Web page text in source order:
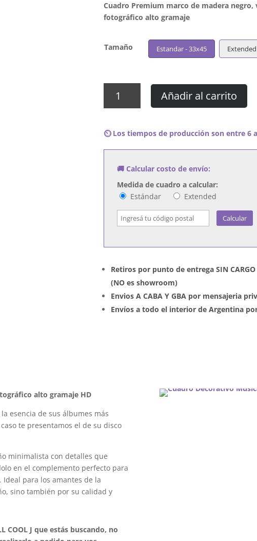
Cuadro Premium marco de madera
fotográfico alto gramaje
Tamaño Estandar - 33x45
-
THE
cantidad
Añadir al carrito
⏲️ Los tiempos de producción son entre 6
🚚 Calcular costo de envío:
Medida de cuadro a calcular:
Estándar
Extended
Calcular
Retiros por punto de entrega SIN
(NO es showroom)
Envios A CABA Y GBA por mensajeria
Envíos a todo el interior de Argentina
alto gramaje HD
esencia de sus álbumes más
te presentamos el de su disco
minimalista con detalles que
en el complemento perfecto para
para los amantes de la
sino también por su calidad y
COOL J que estás buscando, no